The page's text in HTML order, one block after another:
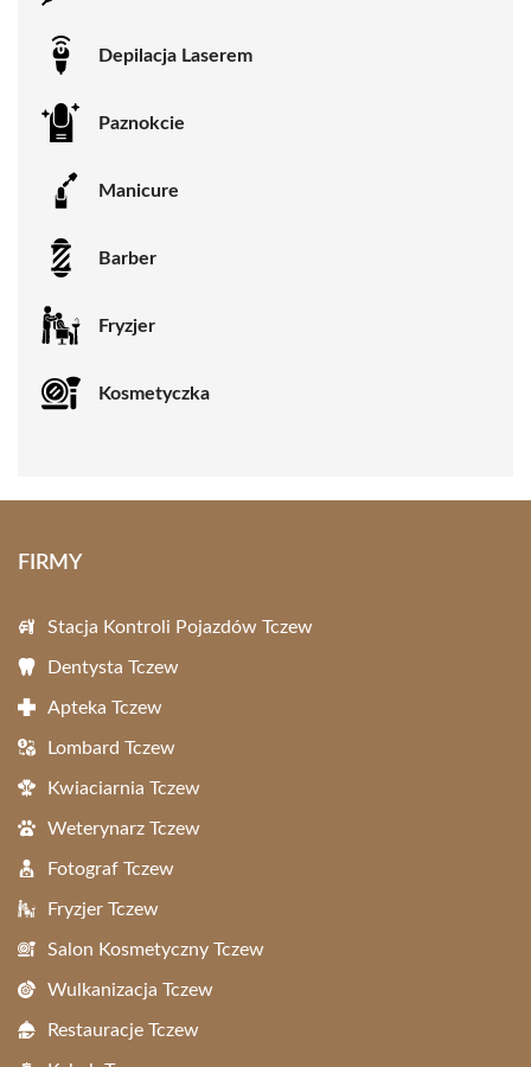
Depilacja Laserem
Paznokcie
Manicure
Barber
Fryzjer
Kosmetyczka
FIRMY
Stacja Kontroli Pojazdów Tczew
Dentysta Tczew
Apteka Tczew
Lombard Tczew
Kwiaciarnia Tczew
Weterynarz Tczew
Fotograf Tczew
Fryzjer Tczew
Salon Kosmetyczny Tczew
Wulkanizacja Tczew
Restauracje Tczew